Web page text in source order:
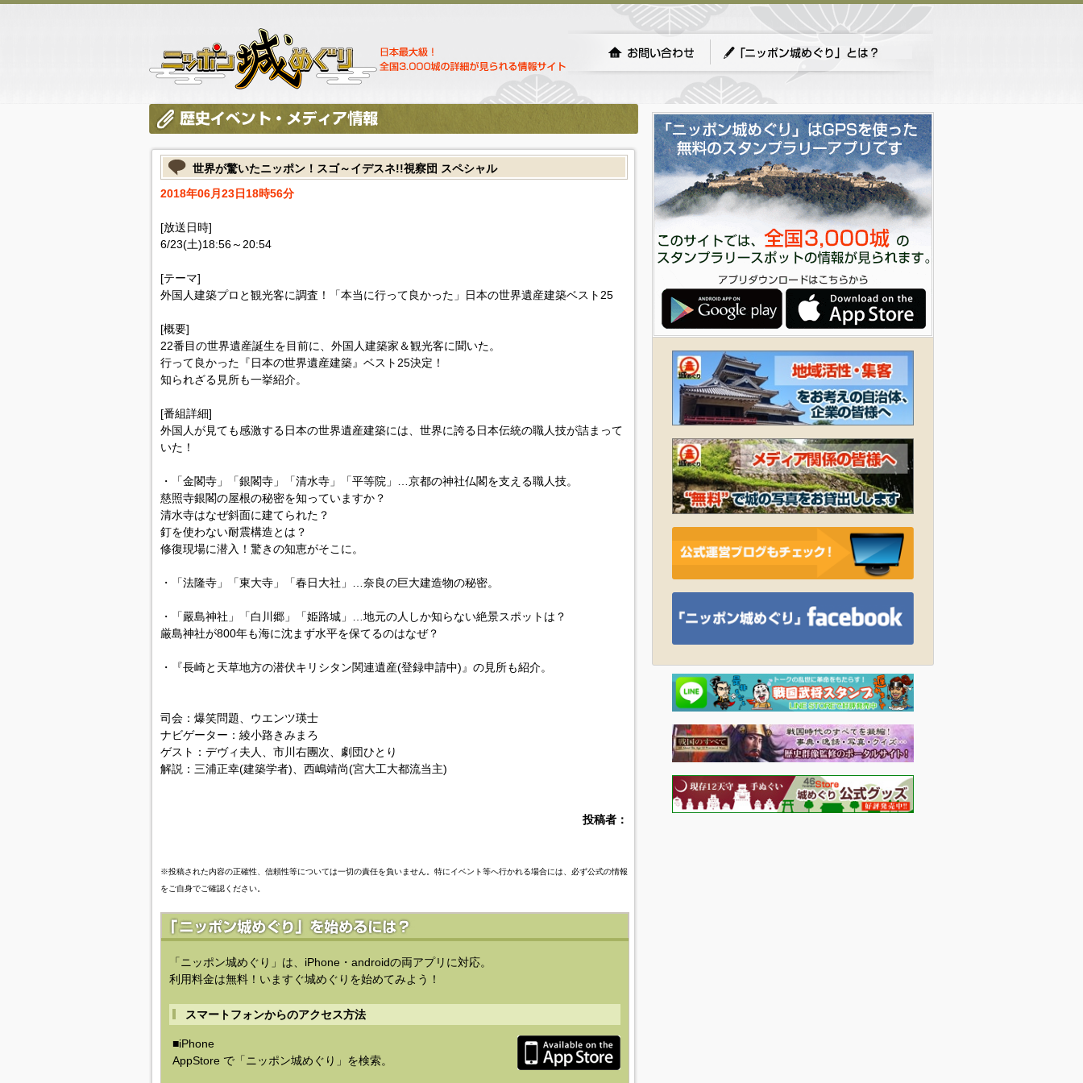
世界が驚いたニッポン！スゴ～イデスネ!!視察団 スペシャル
2018年06月23日18時56分
[放送日時]
6/23(土)18:56～20:54
[テーマ]
外国人建築プロと観光客に調査！「本当に行って良かった」日本の世界遺産建築ベスト25
[概要]
22番目の世界遺産誕生を目前に、外国人建築家＆観光客に聞いた。
行って良かった『日本の世界遺産建築』ベスト25決定！
知られざる見所も一挙紹介。
[番組詳細]
外国人が見ても感激する日本の世界遺産建築には、世界に誇る日本伝統の職人技が詰まって
いた！
・「金閣寺」「銀閣寺」「清水寺」「平等院」…京都の神社仏閣を支える職人技。
慈照寺銀閣の屋根の秘密を知っていますか？
清水寺はなぜ斜面に建てられた？
釘を使わない耐震構造とは？
修復現場に潜入！驚きの知恵がそこに。
・「法隆寺」「東大寺」「春日大社」…奈良の巨大建造物の秘密。
・「嚴島神社」「白川郷」「姫路城」…地元の人しか知らない絶景スポットは？
厳島神社が800年も海に沈まず水平を保てるのはなぜ？
・『長崎と天草地方の潜伏キリシタン関連遺産(登録申請中)』の見所も紹介。
司会：爆笑問題、ウエンツ瑛士
ナビゲーター：綾小路きみまろ
ゲスト：デヴィ夫人、市川右團次、劇団ひとり
解説：三浦正幸(建築学者)、西嶋靖尚(宮大工大都流当主)
投稿者：
※投稿された内容の正確性、信頼性等については一切の責任を負いません。特にイベント等へ行かれる場合には、必ず公式の情報
をご自身でご確認ください。
「ニッポン城めぐり」は、iPhone・androidの両アプリに対応。
利用料金は無料！いますぐ城めぐりを始めてみよう！
スマートフォンからのアクセス方法
■iPhone
AppStore で「ニッポン城めぐり」を検索。